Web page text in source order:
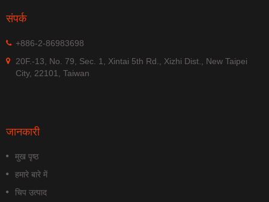
संपर्क
+886-2-86983698
20F.-13, No. 79, Sec. 1, Xintai 5th Rd., Xizhi Dist., New Taipei
City, 22101, Taiwan
जानकारी
मुख पृष्ठ
हमारे बारे में
चिप उत्पाद